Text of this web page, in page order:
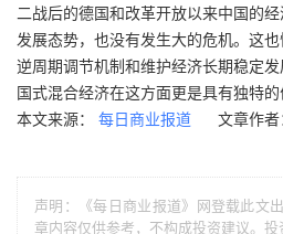
二战后的德国和改革开放以来中国的
发展态势，也没有发生大的危机。这
逆周期调节机制和维护经济长期稳定
国式混合经济在这方面更是具有独特的
本文来源：
每日商业报道 文章作
声明：《每日商业报道》网登载此文
章内容仅供参考，不构成投资建议。投